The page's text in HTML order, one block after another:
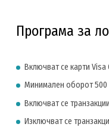
Програма за
Включват се карти
Минимален оборот 500
Включват се
Изключват се